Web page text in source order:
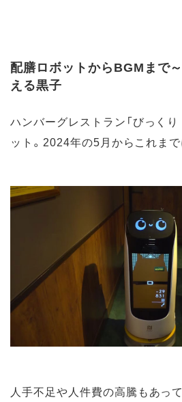
配膳ロボットからBGMまで
える黒子
ハンバーグレストラン「びっく
ット。2024年の5月からこれま
人手不足や人件費の高騰もあっ